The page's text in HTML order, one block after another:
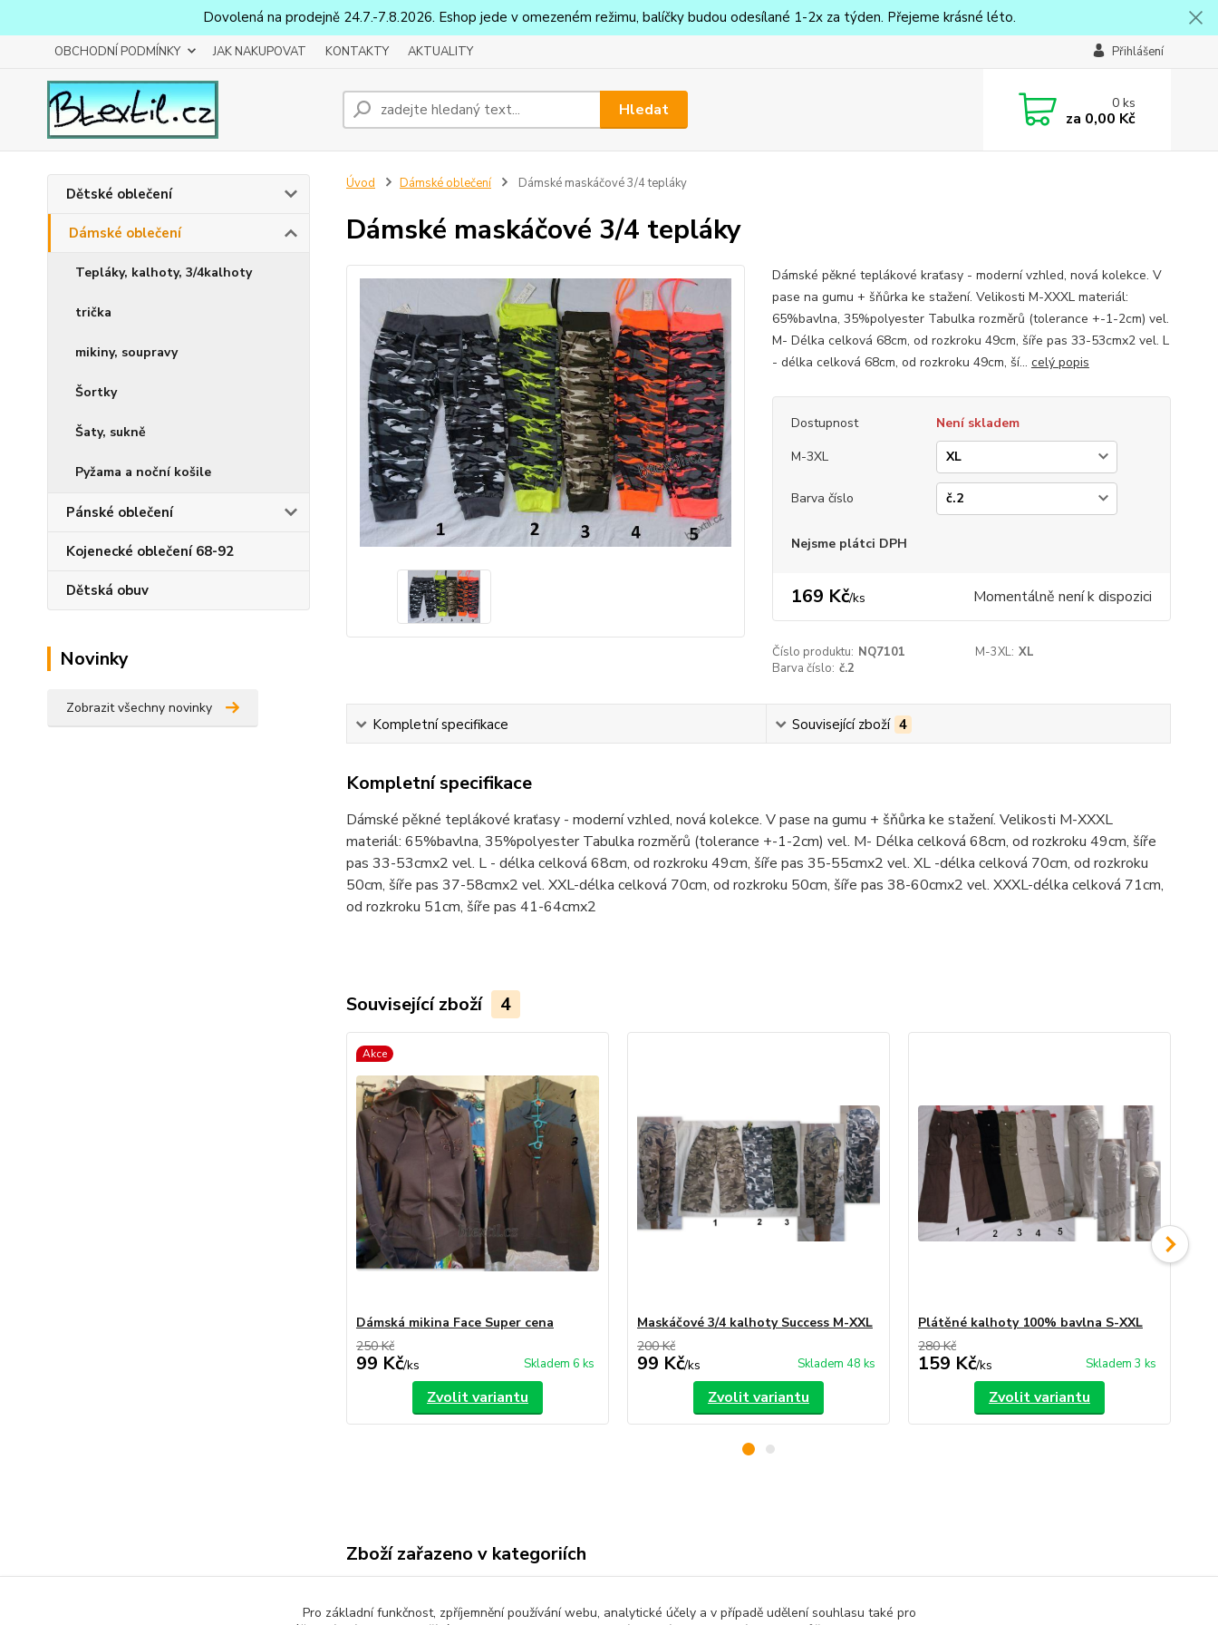
Dovolená na prodejně 24.7.-7.8.2026. Eshop jede v omezeném režimu, balíčky budou odesílané 1-2x za týden. Přejeme krásné léto.
OBCHODNÍ PODMÍNKY JAK NAKUPOVAT KONTAKTY AKTUALITY Přihlášení
Hledat 0ks
za 0,00 Kč
Dětské oblečení
Dámské oblečení
Tepláky, kalhoty, 3/4kalhoty
trička
mikiny, soupravy
Šortky
Šaty, sukně
Pyžama a noční košile
Pánské oblečení
Kojenecké oblečení 68-92
Dětská obuv
Novinky
Zobrazit všechny novinky
Úvod Dámské oblečení Dámské maskáčové 3/4 tepláky
Dámské maskáčové 3/4 tepláky
Dámské pěkné teplákové kraťasy - moderní vzhled, nová kolekce. V
pase na gumu + šňůrka ke stažení. Velikosti M-XXXL materiál:
65%bavlna, 35%polyester Tabulka rozměrů (tolerance +-1-2cm) vel.
M- Délka celková 68cm, od rozkroku 49cm, šíře pas 33-53cmx2 vel. L
- délka celková 68cm, od rozkroku 49cm, ší... celý popis
Dostupnost
Není skladem
M-3XL
Barva číslo
Nejsme plátci DPH
169 Kč/ks Momentálně není k dispozici
Číslo produktu: NQ7101 M-3XL: XL
Barva číslo: č.2
Kompletní specifikace Související zboží 4
Kompletní specifikace
Dámské pěkné teplákové kraťasy - moderní vzhled, nová kolekce. V pase na gumu + šňůrka ke stažení. Velikosti M-XXXL
materiál: 65%bavlna, 35%polyester Tabulka rozměrů (tolerance +-1-2cm) vel. M- Délka celková 68cm, od rozkroku 49cm, šíře
pas 33-53cmx2 vel. L - délka celková 68cm, od rozkroku 49cm, šíře pas 35-55cmx2 vel. XL -délka celková 70cm, od rozkroku
50cm, šíře pas 37-58cmx2 vel. XXL-délka celková 70cm, od rozkroku 50cm, šíře pas 38-60cmx2 vel. XXXL-délka celková 71cm,
od rozkroku 51cm, šíře pas 41-64cmx2
Související zboží 4
Akce
Dámská mikina Face Super cena
250 Kč
99 Kč/ks Skladem 6 ks
Zvolit variantu
Maskáčové 3/4 kalhoty Success M-XXL
200 Kč
99 Kč/ks Skladem 48 ks
Zvolit variantu
Plátěné kalhoty 100% bavlna S-XXL
280 Kč
159 Kč/ks Skladem 3 ks
Zvolit variantu
Zboží zařazeno v kategoriích
3/4kalhoty
Pro základní funkčnost, zpříjemnění používání webu, analytické účely a v případě udělení souhlasu také pro